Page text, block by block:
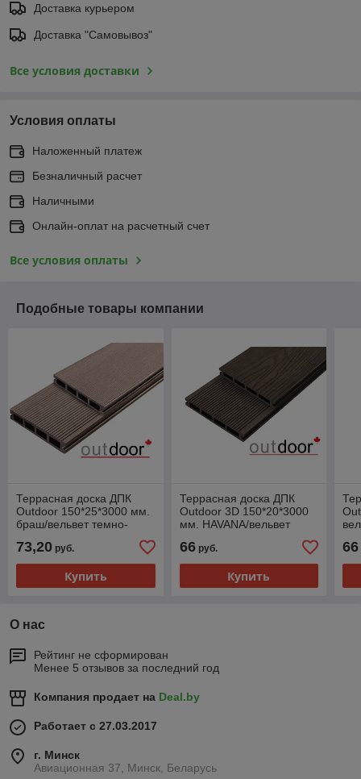
Доставка курьером
Доставка "Самовывоз"
Все условия доставки
Условия оплаты
Наложенный платеж
Безналичный расчет
Наличными
Онлайн-оплат на расчетный счет
Все условия оплаты
Подобные товары компании
Террасная доска ДПК
Outdoor 150*25*3000 мм.
браш/вельвет темно-
73,20 руб.
Купить
Террасная доска ДПК
Outdoor 3D 150*20*3000
мм. HAVANA/вельвет
66руб.
Купить
66
О нас
Рейтинг не сформирован
Менее 5 отзывов за последний год
Компания продает на Deal.by
Работает с 27.03.2017
г. Минск
Авиационная 37, Минск, Беларусь